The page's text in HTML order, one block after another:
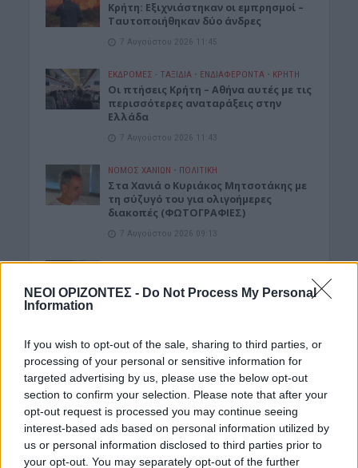
ΝΕΟΙ ΟΡΙΖΟΝΤΕΣ - Do Not Process My Personal
Information
If you wish to opt-out of the sale, sharing to third parties, or
processing of your personal or sensitive information for
targeted advertising by us, please use the below opt-out
section to confirm your selection. Please note that after your
opt-out request is processed you may continue seeing
interest-based ads based on personal information utilized by
us or personal information disclosed to third parties prior to
your opt-out. You may separately opt-out of the further
Κρήτη: Εξιχνιάστηκαν οι εμπρησμοί –
Ταυτοποιήθηκαν δύο άνδρες
7 Αυγούστου 2026 11:45
ΕΚΔΡΟΜΈΣ - ΤΑΞΊΔΙΑ • ΕΝΔΙΑΦΕΡΟΝΤΑ • ΚΡΗΤΗ
Οι πτήσεις Κρήτη – Αθήνα αυτές με τις
περισσότερες αναταράξεις στην
Ελλάδα
7 Αυγούστου 2026 11:43
ΝΟΜΌΣ ΧΑΝΊΩΝ • ΠΟΛΙΤΙΚΗ
Στα Χανιά ο Κυριάκος Μητσοτάκης με
τη σύζυγό του για ολιγοήμερες
διακοπές (ΦΩΤΟΓΡΑΦΙΕΣ)
7 Αυγούστου 2026 09:13
ΓΕΎΣΗ - ΨΥΧΑΓΩΓΊΑ • ΔΉΜΟΣ ΠΛΑΤΑΝΙΆ
Ζωιδάκη, Τζουγανάκη και δωρεάν
ΑΘΛΗΤΙΚΑ
Europa League: Η Άντερλεχτ νίκησε 1-0
τον ΠΑΟΚ στην Τούμπα κι όλα θα
κριθούν στις Βρυξέλλες
7 Αυγούστου 2026 07:46
ΕΝΔΙΑΦΕΡΟΝΤΑ